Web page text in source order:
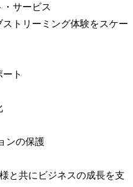
サービス
トリーミング体験をスケー
ト
ンの保護
と共にビジネスの成長を支